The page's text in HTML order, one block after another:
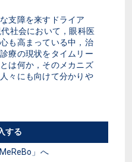
支障を来すドライア
社会において，眼科医
も高まっている中，治
療の現状をタイムリー
は何か，そのメカニズ
々にも向けて分かりや
する
」へ